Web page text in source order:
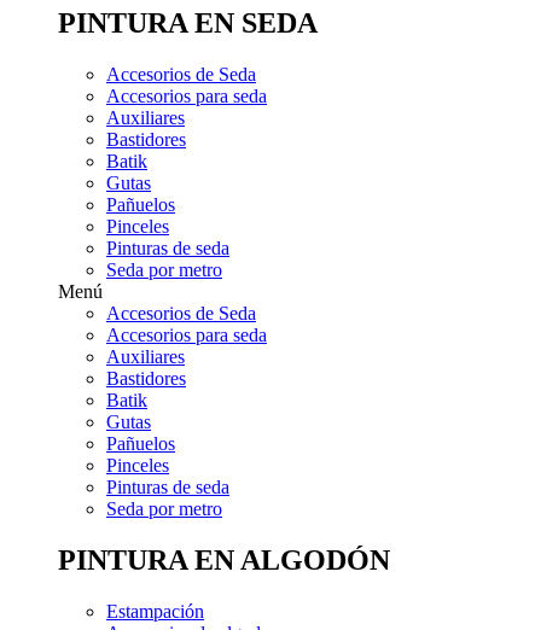
PINTURA EN SEDA
Accesorios de Seda
Accesorios para seda
Auxiliares
Bastidores
Batik
Gutas
Pañuelos
Pinceles
Pinturas de seda
Seda por metro
Menú
Accesorios de Seda
Accesorios para seda
Auxiliares
Bastidores
Batik
Gutas
Pañuelos
Pinceles
Pinturas de seda
Seda por metro
PINTURA EN ALGODÓN
Estampación